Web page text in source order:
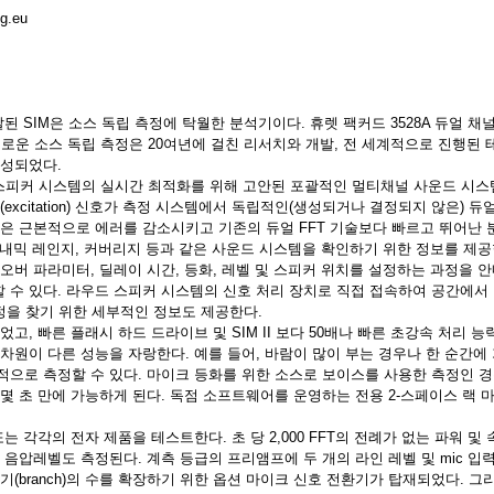
SIM은 소스 독립 측정에 탁월한 분석기이다. 휴렛 팩커드 3528A 듀얼 채
운 소스 독립 측정은 20여년에 걸친 리서치와 개발, 전 세계적으로 진행된
되었다.
커 시스템의 실시간 최적화를 위해 고안된 포괄적인 멀티채널 사운드 시
신호가 측정 시스템에서 독립적인(생성되거나 결정되지 않은) 듀
근본적으로 에러를 감소시키고 기존의 듀얼 FFT 기술보다 빠르고 뛰어난
믹 레인지, 커버리지 등과 같은 사운드 시스템을 확인하기 위한 정보를 제
버 파라미터, 딜레이 시간, 등화, 레벨 및 스피커 위치를 설정하는 과정을
수 있다. 라우드 스피커 시스템의 신호 처리 장치로 직접 접속하여 공간에
찾기 위한 세부적인 정보도 제공한다.
고, 빠른 플래시 하드 드라이브 및 SIM II 보다 50배나 빠른 초강속 처리 능
원이 다른 성능을 자랑한다. 예를 들어, 바람이 많이 부는 경우나 한 순간
으로 측정할 수 있다. 마이크 등화를 위한 소스로 보이스를 사용한 측정인
초 만에 가능하게 된다. 독점 소프트웨어를 운영하는 전용 2-스페이스 랙
각각의 전자 제품을 테스트한다. 초 당 2,000 FFT의 전례가 없는 파워 및
압레벨도 측정된다. 계측 등급의 프리앰프에 두 개의 라인 레벨 및 mic 입
(branch)의 수를 확장하기 위한 옵션 마이크 신호 전환기가 탑재되었다. 그